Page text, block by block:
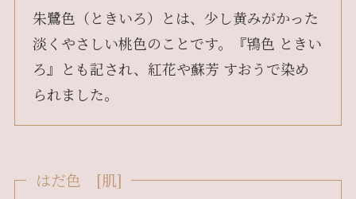
朱鷺色（ときいろ）とは、少し黄みがかった
淡くやさしい桃色のことです。『鴇色 ときい
ろ』とも記され、紅花や蘇芳 すおうで染め
られました。
はだ色 [肌]